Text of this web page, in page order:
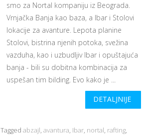
smo za Nortal kompaniju iz Beograda.
Vrnjačka Banja kao baza, a Ibar i Stolovi
lokacije za avanture. Lepota planine
Stolovi, bistrina njenih potoka, svežina
vazduha, kao i uzbudljiv Ibar i opuštajuća
banja - bili su dobitna kombinacija za
uspešan tim bilding. Evo kako je ...
DETALJNIJE
Tagged abzajl, avantura, Ibar, nortal, rafting,